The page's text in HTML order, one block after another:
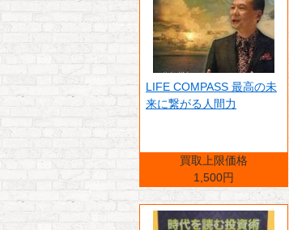
LIFE COMPASS 最高の未
来に繋がる人間力
買取上限価格
1,500円